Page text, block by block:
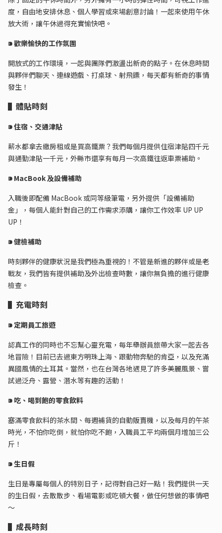
度，自由地安排休息、個人學習或來場創意討論！一起來使用午休
放大術，讓午休過得充實愉快吧。
⁍ 歡樂愉快的工作氛圍
開放式的工作環境，一起與團隊們激盪出新奇的點子。在休息時間
與夥伴們聊天、連線遊戲、打桌球、射飛鏢，每天都有新奇的事情
發生！
▌體貼時刻
⁍ 住宿、交通津貼
薪水都拿去繳房租或是買高鐵票？我們每個月提供住宿津貼四千元
與通勤津貼一千元，外縣市還享有每月一次高鐵往返車票補助。
⁍ MacBook 及設備補助
入職後即配備 MacBook 或同等級筆電，另外提供「設備補助
金」，每個人能針對自己的工作需求添購，讓你工作效率 UP UP
UP！
⁍ 健檢補助
時刻夥伴的健康狀況是我們極為重視的！不管是新進的夥伴或是老
戰友，我們皆有提供補助及外出檢查時數，讓你無負擔的進行健康
檢查。
▌充電時刻
⁍ 定期員工旅遊
認真工作的同時也不忘幫心靈充電，每年舉辦員旅帶大家一起去各
地冒險！目前已去過東方明珠上海、跟動物奔馳的肯亞，以及充滿
異國風情的土耳其。當然，也在台灣各地遇見了許多美麗風景、嘗
試過泛舟、露營、潛水等有趣的活動！
⁍ 吃、喝到飽的零食飲料
塞滿零食飲料的茶水間、每週補貨的自動販賣機，以及每月的午茶
時光，不怕你吃倒，就怕你吃不飽，入職員工平均兩個月增加三公
斤！
⁍ 生日假
生日是專屬每個人的特別日子，記得對自己好一點！我們提供一天
的生日假，去散散步、看場電影或吃頓大餐，做任何想做的事情吧
～
▌成長時刻